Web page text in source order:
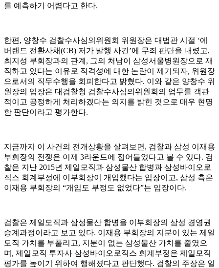
를 예측하기 어렵다고 한다.
한편, 양창수 검찰수사심의위원회 위원장은 대법관 시절 ‘에
버랜드 전환사채(CB) 저가 발행 사건’에 무죄 판단을 내렸고,
최지성 부회장과의 관계, 그의 처남이 삼성서울병원장으로 재
직하고 있다는 이유로 적격성에 대한 논란이 제기되자, 위원장
으로서의 직무수행을 회피한다고 밝혔다. 이와 같은 양창수 위
원장의 입장은 대검찰청 검찰수사심의위원회의 업무를 객관
적이고 공정하게 처리하겠다는 의지를 밝힌 것으로 매우 현명
한 판단이라고 평가한다.
지금까지 이 사건의 전개상황을 살펴보면, 검찰과 삼성 이재용
부회장의 전쟁은 이제 3라운드에 접어들었다고 볼 수 있다. 검
찰은 지난 2015년 제일모직과 삼성물산 합병과 삼성바이오로
직스 회계부정에 이부회장이 개입했다는 입장이고, 삼성 측은
이재용 부회장의 “개입도 부정도 없었다”는 입장이다.
검찰은 제일모직과 삼성물산 합병을 이부회장의 삼성 경영권
승계과정이라고 보고 있다. 이재용 부회장의 지분이 있는 제일
모직 가치를 부풀리고, 지분이 없는 삼성물산 가치를 줄였으
며, 제일모직 투자사 삼성바이오로직스 회계부정은 제일모직
평가를 높이기 위하여 행해졌다고 판단했다. 검찰의 주장은 일